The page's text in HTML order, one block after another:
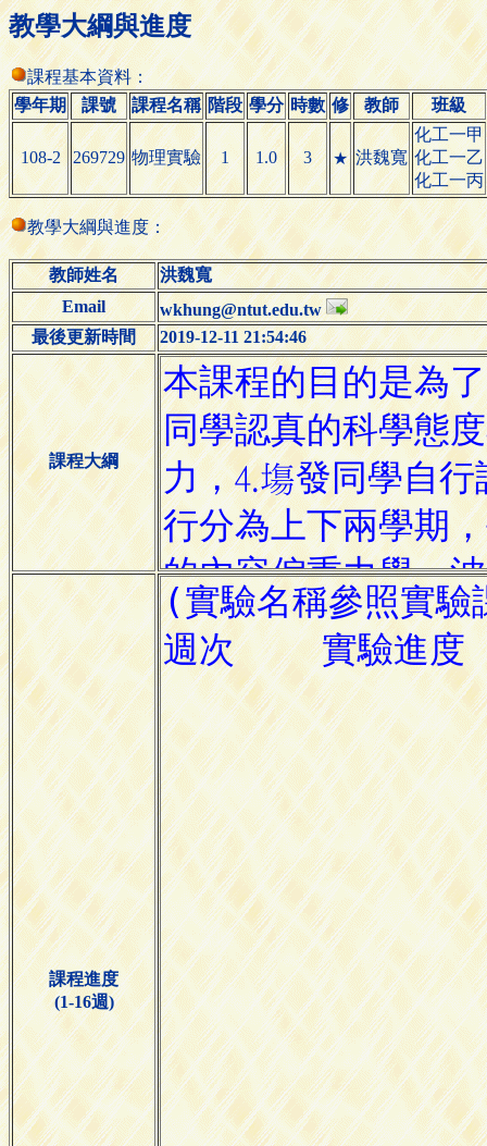
教學大綱與進度
課程基本資料：
學年期
課號 課程名稱 階段 學分 時數 修 教師 班級
108-2 269729 物理實驗 1 1.0 3 ★ 洪魏寬
化工一甲
化工一乙
化工一丙
教學大綱與進度：
教師姓名
洪魏寬
Email
wkhung@ntut.edu.tw
最後更新時間
2019-12-11 21:54:46
課程大綱
課程進度
(1-16週)